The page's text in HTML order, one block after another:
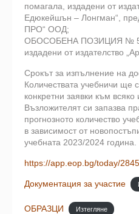
помагала, издадени от
Едюкейшън – Лонгман“,
ПРО“ ООД;
ОБОСОБЕНА ПОЗИЦИЯ № 5:
издадени от издателство
Срокът за изпълнение на
Количествата учебничи ще
конкретни заявки към всяко
Възложителят си запазва
прогнозното количество
в зависимост от
учебната 2023/2024 година.
https://app.eop.bg/today/
Документация за участие
ОБРАЗЦИ Изтегляне